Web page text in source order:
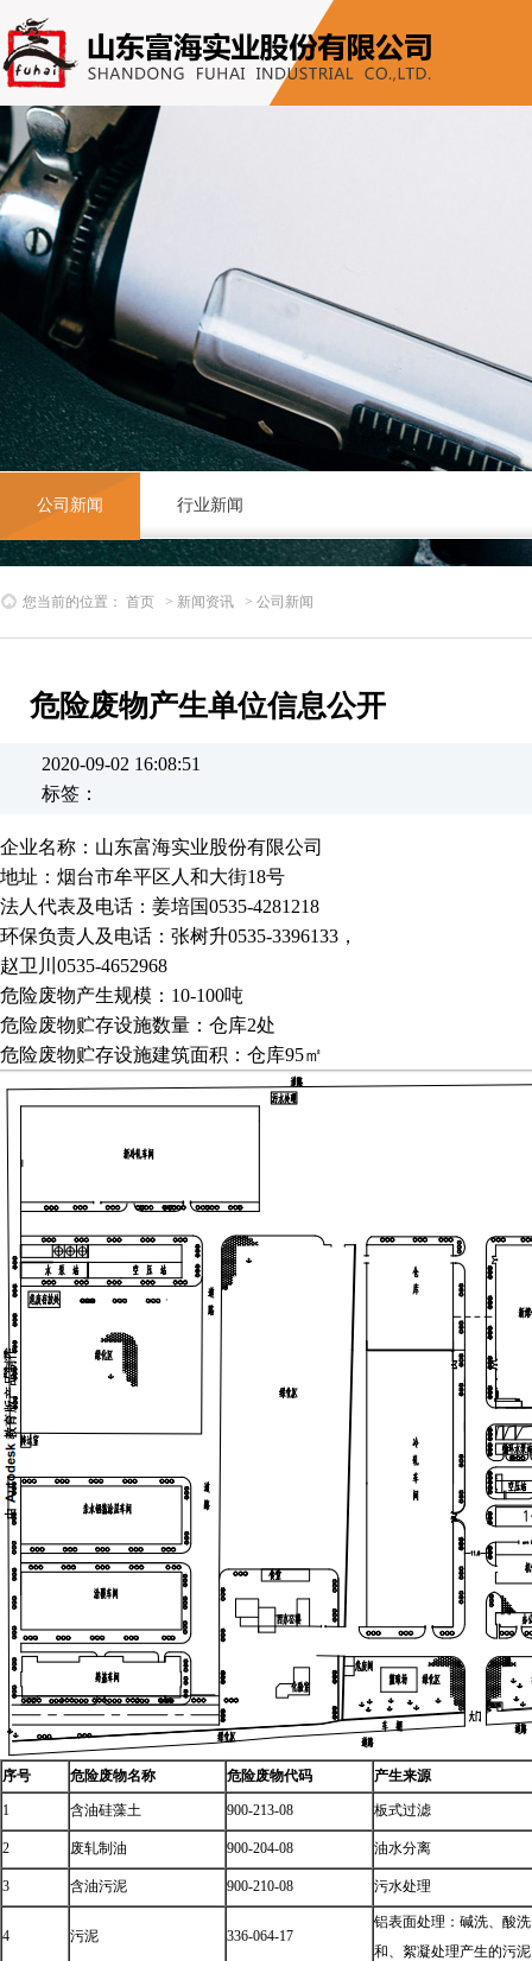
公司新闻 行业新闻
您当前的位置： 首页 > 新闻资讯 > 公司新闻
危险废物产生单位信息公开
2020-09-02 16:08:51
标签：
企业名称：山东富海实业股份有限公司
地址：烟台市牟平区人和大街18号
法人代表及电话：姜培国0535-4281218
环保负责人及电话：张树升0535-3396133，
赵卫川0535-4652968
危险废物产生规模：10-100吨
危险废物贮存设施数量：仓库2处
危险废物贮存设施建筑面积：仓库95㎡
序号 危险废物名称 危险废物代码 产生来源
1 含油硅藻土 900-213-08 板式过滤
2 废轧制油 900-204-08 油水分离
3 含油污泥 900-210-08 污水处理
4 污泥 336-064-17
铝表面处理：碱洗、酸
和、絮凝处理产生的污泥